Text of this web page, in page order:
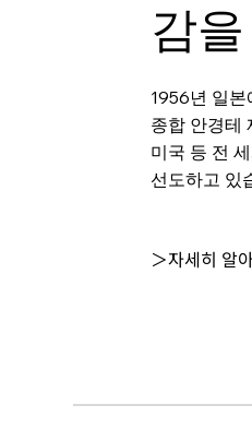
감
1956년 일
종합 안경테
미국 등 전
선도하고 있
＞자세히 알